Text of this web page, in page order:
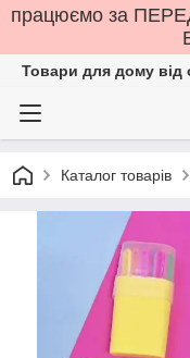
працюємо за
Товари для дому від
Каталог товарів